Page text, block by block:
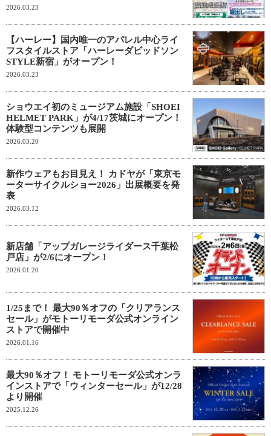
2026.03.23
【ハーレー】国内唯一のアパレル中心ライ
フスタイルストア「ハーレーダビッドソン
STYLE新宿」がオープン！
2026.03.23
ショウエイ初のミュージアム施設「SHOEI
HELMET PARK」が4/17茨城にオープン！
体験型コンテンツも展開
2026.03.20
新作ウェアもお目見え！ カドヤが「東京モ
ーターサイクルショー2026」出展概要を発
表
2026.03.12
新店舗「アップガレージライダース千葉松
戸店」が2/6にオープン！
2026.01.20
1/25まで！ 最大90％オフの「クリアランス
セール」がモトーリモーダ公式オンライン
ストアで開催中
2026.01.16
最大90％オフ！ モトーリモーダ公式オンラ
インストアで「ウィンターセール」が12/28
より開催
2025.12.26